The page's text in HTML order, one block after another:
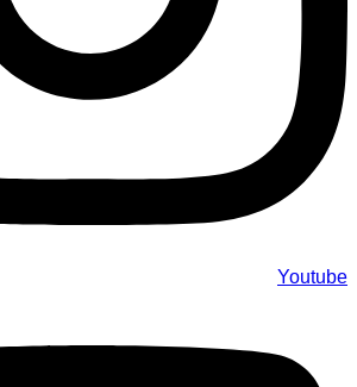
Youtube